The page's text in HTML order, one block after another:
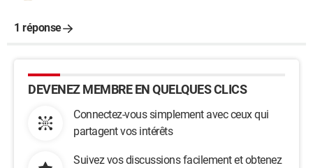
1 réponse
DEVENEZ MEMBRE EN QUELQUES CLICS
Connectez-vous simplement avec ceux qui
partagent vos intérêts
Suivez vos discussions facilement et obtenez